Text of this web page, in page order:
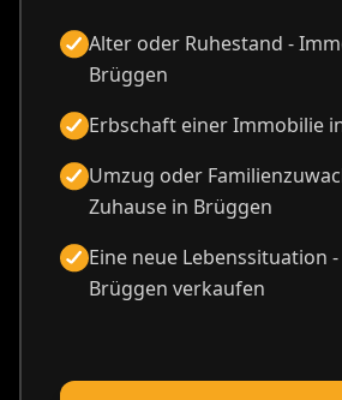
Alter oder Ruhestand -
Brüggen
Erbschaft einer Immobilie
Umzug oder
Zuhause in Brüggen
Eine neue Lebenssituation
Brüggen verkaufen